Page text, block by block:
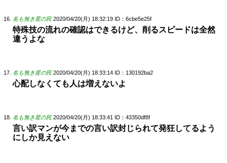
名も無き星の民 2020/04/20(月) 18:32:19 ID：6cbe5e25f
特殊技の流れの確認はできるけど、削るスピードは全然
違うよな
名も無き星の民 2020/04/20(月) 18:33:14 ID：130192ba2
心配しなくても人は増えないよ
名も無き星の民 2020/04/20(月) 18:33:41 ID：43350df8f
言い訳マンが今までの言い訳封じられて発狂してるよう
にしか見えない